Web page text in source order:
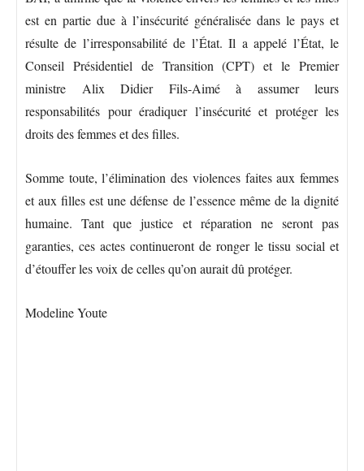
est en partie due à l’insécurité généralisée dans le pays et
résulte de l’irresponsabilité de l’État. Il a appelé l’État, le
Conseil Présidentiel de Transition (CPT) et le Premier
ministre Alix Didier Fils-Aimé à assumer leurs
responsabilités pour éradiquer l’insécurité et protéger les
droits des femmes et des filles.
Somme toute, l’élimination des violences faites aux femmes
et aux filles est une défense de l’essence même de la dignité
humaine. Tant que justice et réparation ne seront pas
garanties, ces actes continueront de ronger le tissu social et
d’étouffer les voix de celles qu’on aurait dû protéger.
Modeline Youte